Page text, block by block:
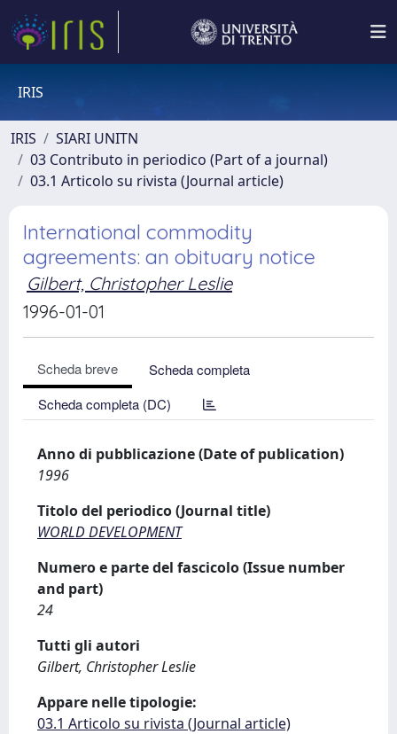
IRIS
IRIS
SIARI UNITN
03 Contributo in periodico (Part of a journal)
03.1 Articolo su rivista (Journal article)
International commodity
agreements: an obituary notice
Gilbert, Christopher Leslie
1996-01-01
Scheda breve
Scheda completa
Scheda completa (DC)
Anno di pubblicazione (Date of publication)
1996
Titolo del periodico (Journal title)
WORLD DEVELOPMENT
Numero e parte del fascicolo (Issue number
and part)
24
Tutti gli autori
Gilbert, Christopher Leslie
Appare nelle tipologie:
03.1 Articolo su rivista (Journal article)